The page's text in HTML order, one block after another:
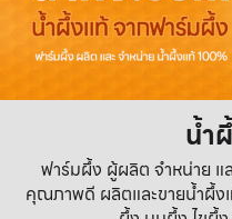
น้ำ
ฟาร์มผึ้ง ผู้ผลิต จำหน่าย แ
คุณภาพดี ผลิตและขายน้ำผึ้ง